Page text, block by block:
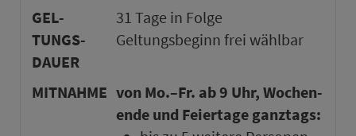
GEL­
TUNGS­
DAUER
31 Tage in Folge
Geltungsbeginn frei wählbar
MITNAHME von Mo.–Fr. ab 9 Uhr, Wo­chen­
en­de und Fei­er­tage ganztags: